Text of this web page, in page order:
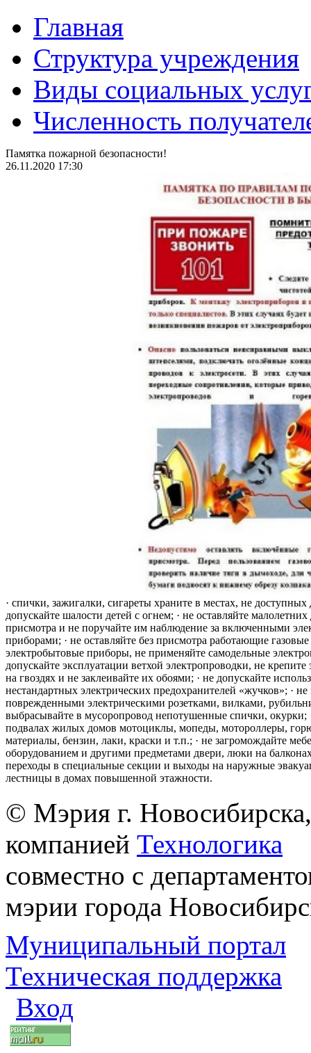
Главная
Структура учреждения
Виды социальных
Численность
Памятка пожарной безопасности!
26.11.2020 17:30
· спички, зажигалки, сигареты храните в местах, не доступных
допускайте шалости детей с огнем; · не оставляйте малолетних
присмотра и не поручайте им наблюдение за включенными
приборами; · не оставляйте без присмотра работающие
электробытовые приборы, не применяйте самодельные
допускайте эксплуатации ветхой электропроводки, не крепите
на гвоздях и не заклеивайте их обоями; · не допускайте
нестандартных электрических предохранителей «жучков»; · не
поврежденными электрическими розетками, вилками,
выбрасывайте в мусоропровод непотушенные спички, окурки;
подвалах жилых домов мотоциклы, мопеды, мотороллеры,
материалы, бензин, лаки, краски и т.п.; · не загромождайте
оборудованием и другими предметами двери, люки на
переходы в специальные секции и выходы на наружные
лестницы в домах повышенной этажности.
© Мэрия г.
компанией Технологика
совместно с
мэрии города
Муниципальный портал
Техническая поддержка
Вход